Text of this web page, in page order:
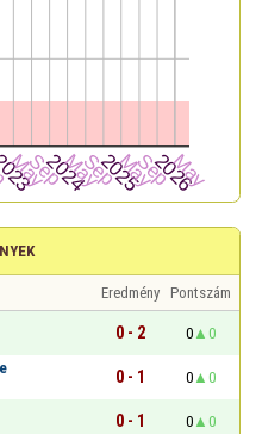
Eredmény Pontszám
0 - 2 0
0
0 - 1 0
0
0 - 1 0
0